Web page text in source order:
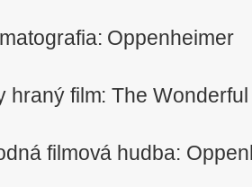
Oppenheimer
hraný film: The
filmová hudba: